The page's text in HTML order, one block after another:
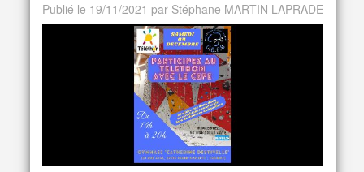
Publié le 19/11/2021 par Stéphane MARTIN LAPRADE